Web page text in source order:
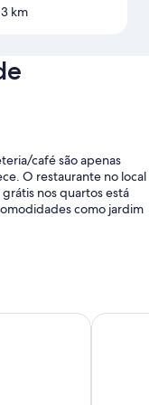
km
café são apenas
O restaurante no local
nos quartos está
como jardim
Hotel